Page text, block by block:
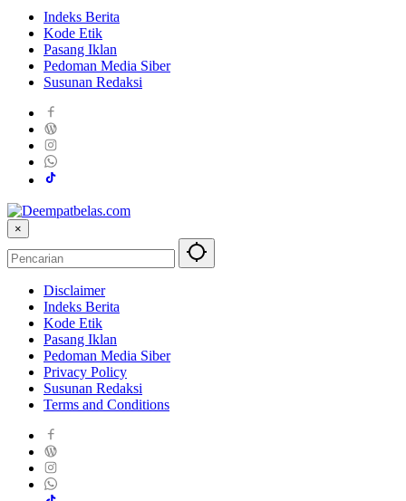
Indeks Berita
Kode Etik
Pasang Iklan
Pedoman Media Siber
Susunan Redaksi
×
Disclaimer
Indeks Berita
Kode Etik
Pasang Iklan
Pedoman Media Siber
Privacy Policy
Susunan Redaksi
Terms and Conditions